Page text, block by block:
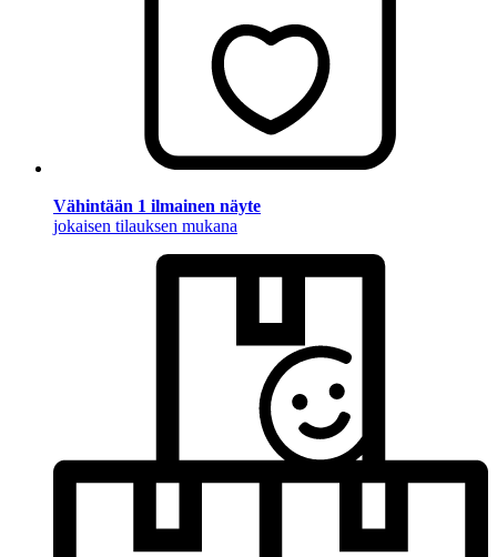
Vähintään 1 ilmainen näyte
jokaisen tilauksen mukana